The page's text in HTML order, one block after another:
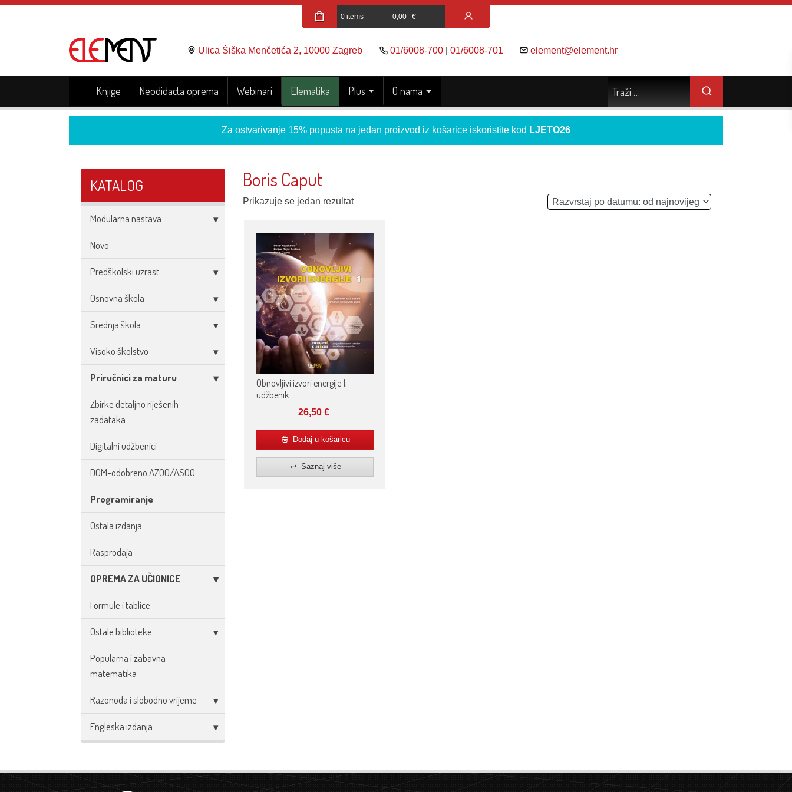
0 items 0,00 €
Ulica Šiška Menčetića 2, 10000 Zagreb 01/6008-700| 01/6008-701 element@element.hr
Knjige Neodidacta oprema Webinari Elematika Plus O nama
Za ostvarivanje 15% popusta na jedan proizvod iz košarice iskoristite kod LJETO26
KATALOG
Modularna nastava
Novo
Predškolski uzrast
Osnovna škola
Srednja škola
Visoko školstvo
Priručnici za maturu
Zbirke detaljno riješenih
zadataka
Digitalni udžbenici
DOM-odobreno AZOO/ASOO
Programiranje
Ostala izdanja
Rasprodaja
OPREMA ZA UČIONICE
Formule i tablice
Ostale biblioteke
Popularna i zabavna
matematika
Razonoda i slobodno vrijeme
Engleska izdanja
Boris Caput
Prikazuje se jedan rezultat
Obnovljivi izvori energije 1,
udžbenik
26,50€
Dodaj u košaricu
Saznaj više